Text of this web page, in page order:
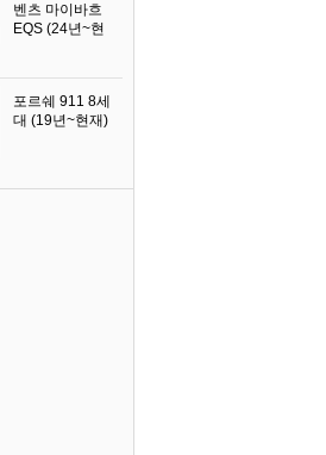
벤츠 마이바흐
EQS (24년~현
포르쉐 911 8세
대 (19년~현재)